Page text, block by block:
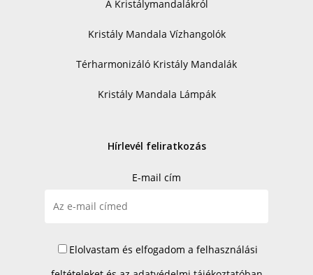
A Kristálymandalákról
Kristály Mandala Vízhangolók
Térharmonizáló Kristály Mandalák
Kristály Mandala Lámpák
Hírlevél feliratkozás
E-mail cím
Elolvastam és elfogadom a felhasználási